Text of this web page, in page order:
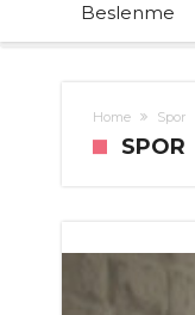
Beslenme
Home Spor
SPOR